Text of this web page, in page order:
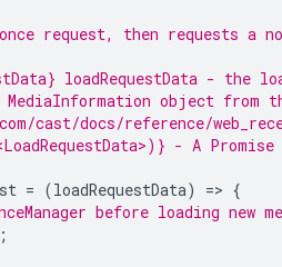
request, then requests a
loadRequestData - the
object from
cast/docs/reference/
- A
= (loadRequestData) => {
before loading new
;